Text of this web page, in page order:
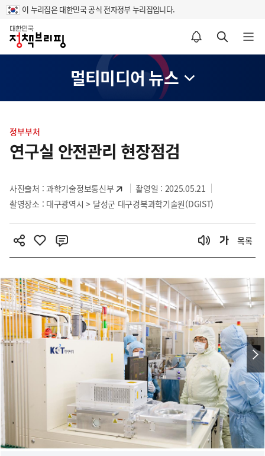
이 누리집은 대한민국 공식 전자정부 누리집입니다.
홈
알림설정 바로가기 검색 바로가기 메뉴 열기
멀티미디어 뉴스
텐
츠
역
정부부처
연구실 안전관리 현장점검
사진출처 :과학기술정보통신부
촬영일 : 2025.05.21
촬영장소 : 대구광역시 > 달성군 대구경북과학기술원(DGIST)
목록